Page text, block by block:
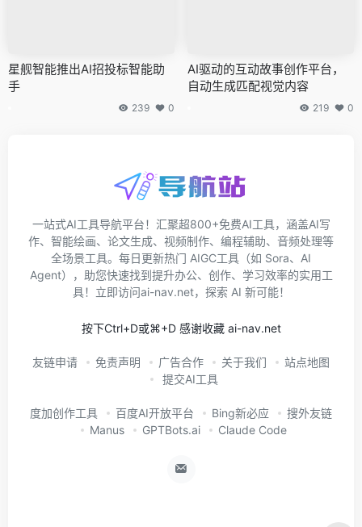
星舰智能推出AI招投标智能助
手
239 0
AI驱动的互动故事创作平台，
自动生成匹配视觉内容
219 0
一站式AI工具导航平台！汇聚超800+免费AI工具，涵盖AI写
作、智能绘画、论文生成、视频制作、编程辅助、音频处理等
全场景工具。每日更新热门 AIGC工具（如 Sora、AI
Agent），助您快速找到提升办公、创作、学习效率的实用工
具！立即访问ai-nav.net，探索 AI 新可能！
按下Ctrl+D或⌘+D 感谢收藏 ai-nav.net
友链申请 免责声明 广告合作 关于我们
站点地图
提交AI工具
度加创作工具 百度AI开放平台 Bing新必应
搜外友链
Manus
GPTBots.ai Claude Code